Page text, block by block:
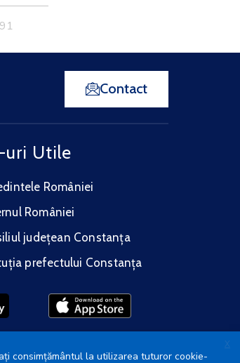
Contact
uri Utile
României
României
județean Constanța
prefectului Constanța
X
consimțământul la utilizarea tuturor cookie-